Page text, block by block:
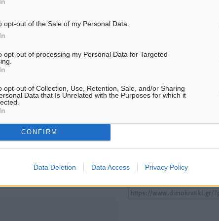
opt-out of the Sale of my Personal Data.
opt-out of processing my Personal Data for Targeted
opt-out of Collection, Use, Retention, Sale, and/or Sharing
Data that Is Unrelated with the Purposes for which it
CONFIRM
Data Deletion Data Access Privacy Policy
υποχρεωτική παρουσία
μικρών στη 12άδα
ΣΕΓΑΣ: Πιστώθηκαν τα
08.08.26 · 10:51
Η Δημοκρατική δεν υιοθετεί
όποια σχόλια θεωρούμε
Χρήστες που δεν τηρούν
Υπενθύμιση:
είδησης από άλλες
άρθρο της Δημοκρατικής.